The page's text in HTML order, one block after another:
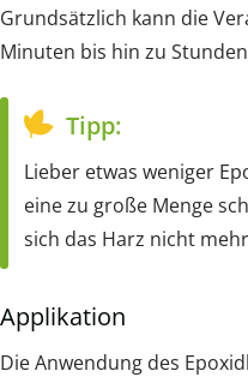
Grundsätzlich kann die
Minuten bis hin zu
Tipp:
Lieber etwas weniger
eine zu große Menge
sich das Harz nicht
Applikation
Die Anwendung des